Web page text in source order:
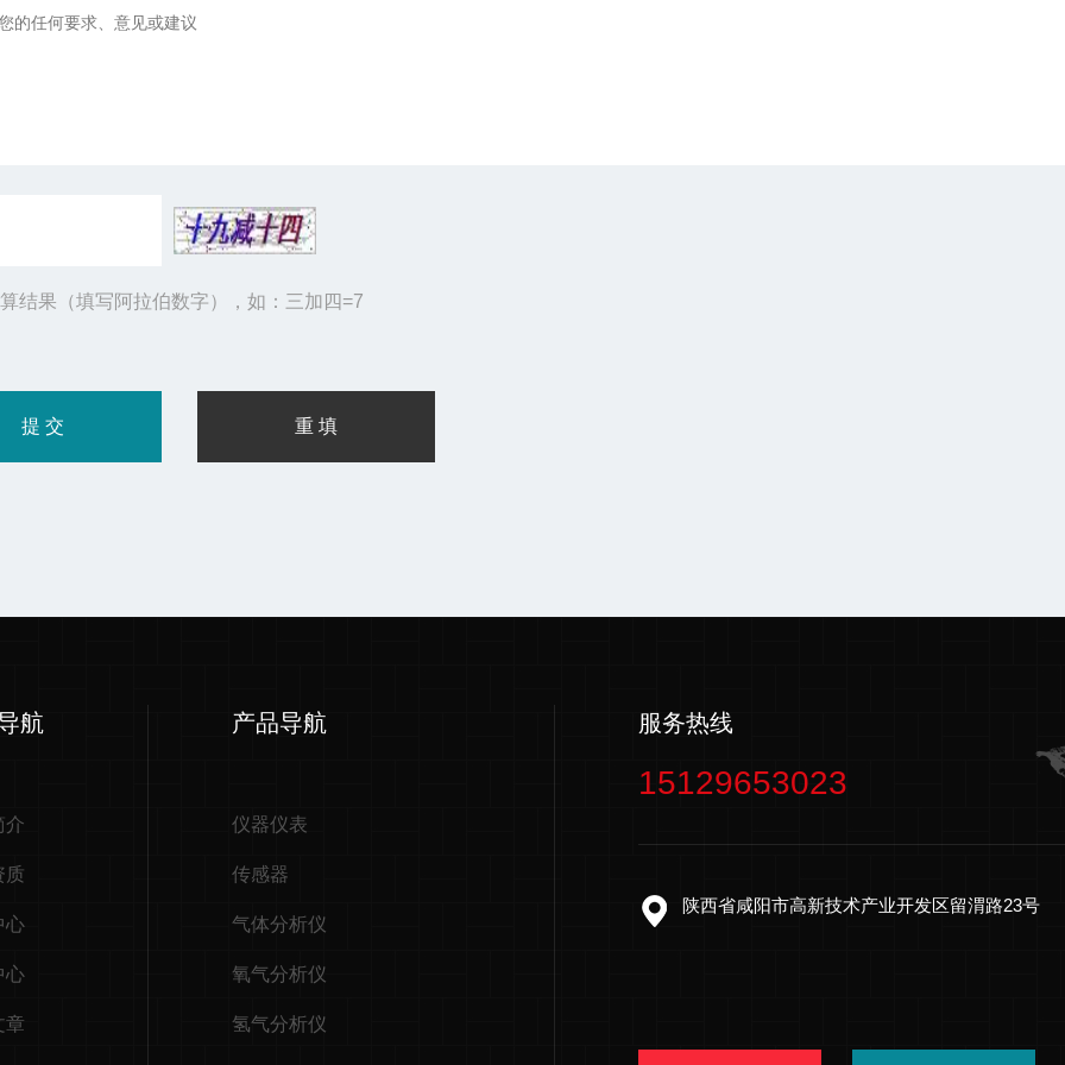
结果（填写阿拉伯数字），如：三加四=7
航
介
质
心
心
章
产品导航
仪器仪表
传感器
气体分析仪
氧气分析仪
氢气分析仪
服务热线
15129653023
陕西省咸阳市高新技术产业开发区留渭路23号